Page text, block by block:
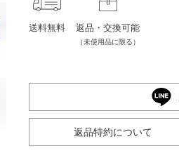
送料無料 返品・交換可能
（未使用品に限る）
返品特約について